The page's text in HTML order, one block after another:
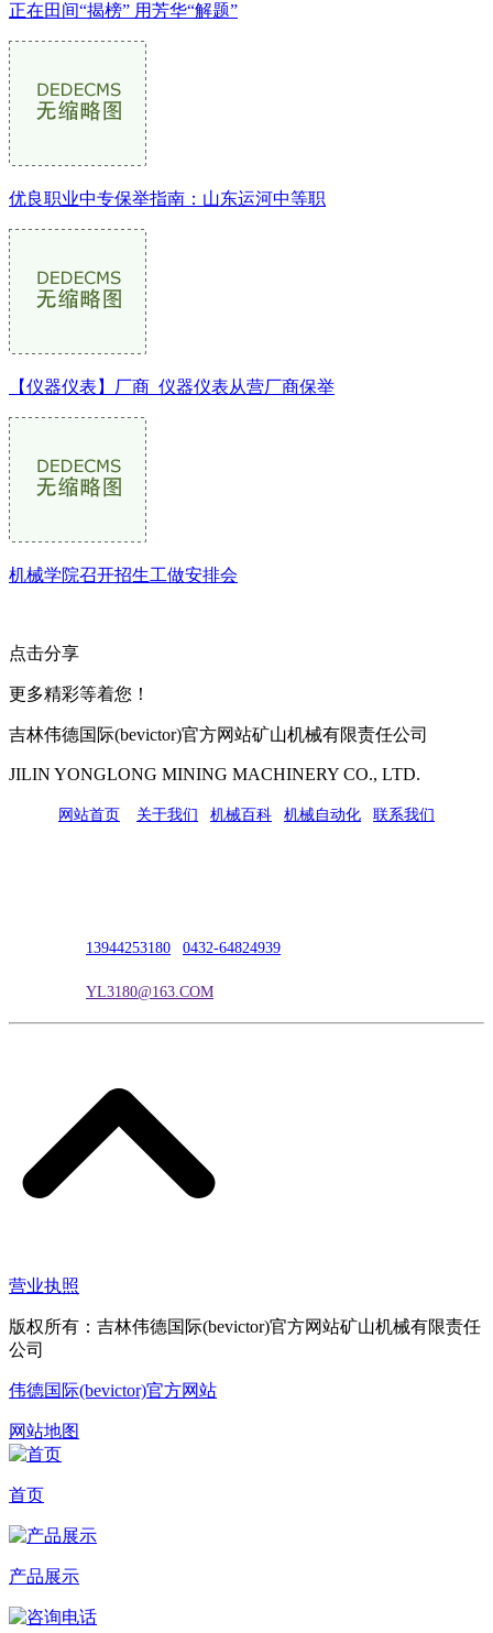
正在田间“揭榜” 用芳华“解题”
优良职业中专保举指南：山东运河中等职
【仪器仪表】厂商_仪器仪表从营厂商保举
机械学院召开招生工做安排会
点击分享
更多精彩等着您！
吉林伟德国际(bevictor)官方网站矿山机械有限责任公司
JILIN YONGLONG MINING MACHINERY CO., LTD.
网站首页 关于我们 机械百科 机械自动化 联系我们
13944253180 0432-64824939
YL3180@163.COM
营业执照
版权所有：吉林伟德国际(bevictor)官方网站矿山机械有限责任
公司
伟德国际(bevictor)官方网站
网站地图
首页
产品展示